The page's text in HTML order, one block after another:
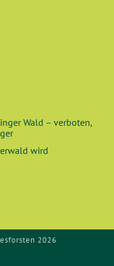
Wald – verboten,
wird
2026